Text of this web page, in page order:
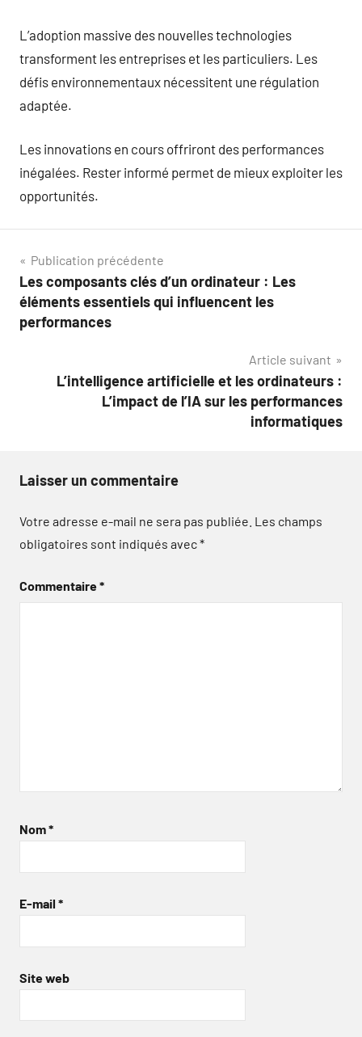
L’adoption massive des nouvelles technologies
transforment les entreprises et les particuliers. Les
défis environnementaux nécessitent une régulation
adaptée.
Les innovations en cours offriront des performances
inégalées. Rester informé permet de mieux exploiter les
opportunités.
Navigation
de
l’article
Publication précédente
Les composants clés d’un ordinateur : Les
éléments essentiels qui influencent les
performances
Article suivant
L’intelligence artificielle et les ordinateurs :
L’impact de l’IA sur les performances
informatiques
Laisser un commentaire
Votre adresse e-mail ne sera pas publiée. Les champs
obligatoires sont indiqués avec*
Commentaire*
Nom*
E-mail *
Site web